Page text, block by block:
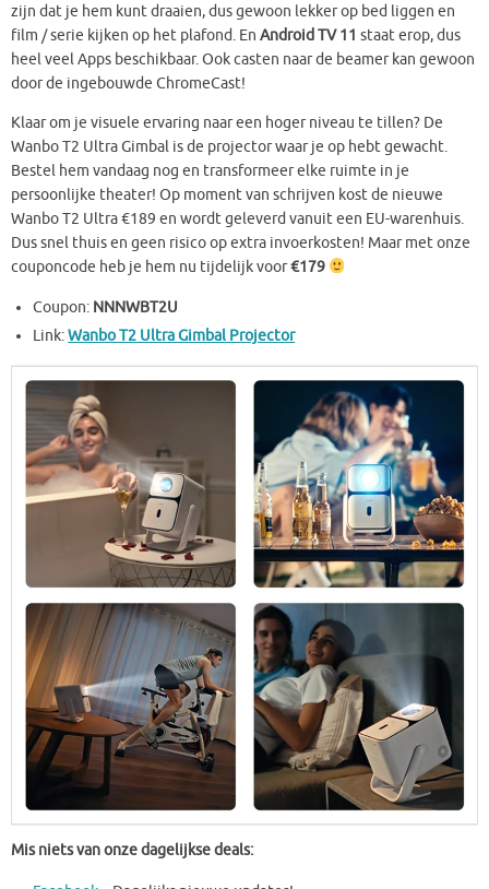
zijn dat je hem kunt draaien, dus gewoon lekker op bed liggen en
film / serie kijken op het plafond. En Android TV 11 staat erop, dus
heel veel Apps beschikbaar. Ook casten naar de beamer kan gewoon
door de ingebouwde ChromeCast!
Klaar om je visuele ervaring naar een hoger niveau te tillen? De
Wanbo T2 Ultra Gimbal is de projector waar je op hebt gewacht.
Bestel hem vandaag nog en transformeer elke ruimte in je
persoonlijke theater! Op moment van schrijven kost de nieuwe
Wanbo T2 Ultra €189 en wordt geleverd vanuit een EU-warenhuis.
Dus snel thuis en geen risico op extra invoerkosten! Maar met onze
couponcode heb je hem nu tijdelijk voor€179
Coupon: NNNWBT2U
Link:Wanbo T2 Ultra Gimbal Projector
Mis niets van onze dagelijkse deals: